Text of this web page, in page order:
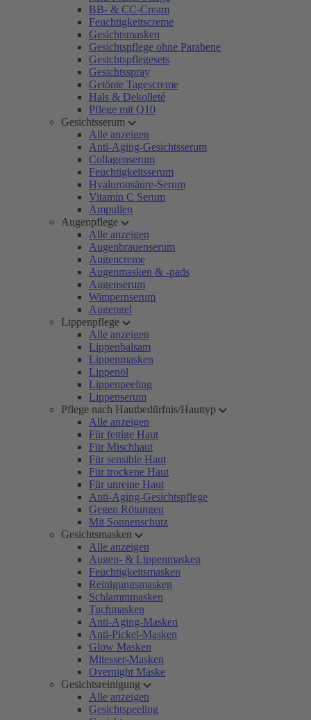
BB- & CC-Cream
Feuchtigkeitscreme
Gesichtsmasken
Gesichtspflege ohne Parabene
Gesichtspflegesets
Gesichtsspray
Getönte Tagescreme
Hals & Dekolleté
Pflege mit Q10
Gesichtsserum
Alle anzeigen
Anti-Aging-Gesichtsserum
Collagenserum
Feuchtigkeitsserum
Hyaluronsäure-Serum
Vitamin C Serum
Ampullen
Augenpflege
Alle anzeigen
Augenbrauenserum
Augencreme
Augenmasken & -pads
Augenserum
Wimpernserum
Augengel
Lippenpflege
Alle anzeigen
Lippenbalsam
Lippenmasken
Lippenöl
Lippenpeeling
Lippenserum
Pflege nach Hautbedürfnis/Hauttyp
Alle anzeigen
Für fettige Haut
Für Mischhaut
Für sensible Haut
Für trockene Haut
Für unreine Haut
Anti-Aging-Gesichtspflege
Gegen Rötungen
Mit Sonnenschutz
Gesichtsmasken
Alle anzeigen
Augen- & Lippenmasken
Feuchtigkeitsmasken
Reinigungsmasken
Schlammmasken
Tuchmasken
Anti-Aging-Masken
Anti-Pickel-Masken
Glow Masken
Mitesser-Masken
Overnight Maske
Gesichtsreinigung
Alle anzeigen
Gesichtspeeling